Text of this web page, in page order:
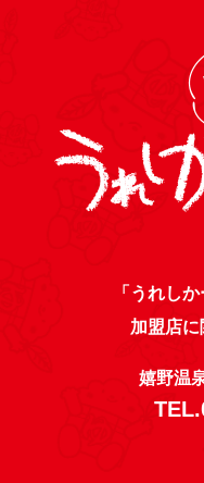
「うれし
加盟店
嬉野温
TEL.